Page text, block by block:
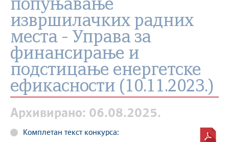
попуњавање
извршилачких радних
места - Управa за
финансирање и
подстицање енергетске
ефикасности (10.11.2023.)
Архивирано: 06.08.2025.
Комплетан текст конкурса: